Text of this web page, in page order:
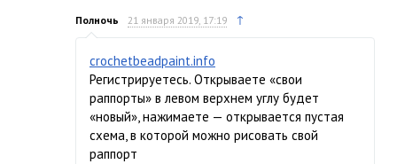
Полночь 21 января 2019, 17:19 ↑
crochetbeadpaint.info
Регистрируетесь. Открываете «свои
раппорты» в левом верхнем углу будет
«новый», нажимаете — открывается пустая
схема, в которой можно рисовать свой
раппорт